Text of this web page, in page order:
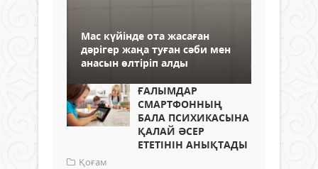
Мас күйінде ота жасаған
дәрігер жаңа туған сәби мен
анасын өлтіріп алды
ҒАЛЫМДАР
СМАРТФОННЫҢ
БАЛА ПСИХИКАСЫНА
ҚАЛАЙ ӘСЕР
ЕТЕТІНІН АНЫҚТАДЫ
Қоғам